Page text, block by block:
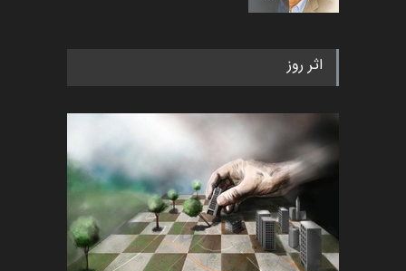
رویداد کارگاهی کارتون و پوستر
اخبار 6 ماه قبل
فراخوان رویداد کارگاهی کارتون و
پوستر "ایران سربل…
اخبار 6 ماه قبل
اثر روز